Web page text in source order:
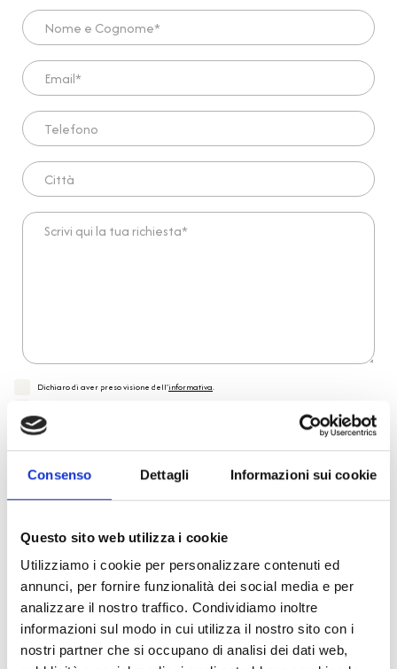
Consenso Dettagli Informazioni sui cookie
Questo sito web utilizza i cookie
Utilizziamo i cookie per personalizzare contenuti ed
annunci, per fornire funzionalità dei social media e per
analizzare il nostro traffico. Condividiamo inoltre
informazioni sul modo in cui utilizza il nostro sito con i
nostri partner che si occupano di analisi dei dati web,
Nome e Cognome*
Email*
Telefono
Città
Scrivi qui la tua richiesta*
Dichiaro di aver preso visione dell'informativa.
* Campi obbligatori
Invia richiesta
PRONTA consegna
Spedizione Gratuita